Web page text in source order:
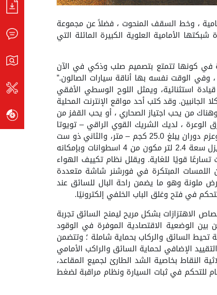
، وخط السقف المنحوت ، فضلاً عن مجموعة
الأمامية العلوية الكبيرة المائلة التي
في كونها تتمتع بتصميم صلب وذكي في الآن
وفي الوقت نفسه بها أناقة سيارات الصالون.”
استثنائية، ويمثل اللوح الوسطي الأفقي
وقد كتب أحد مواقع الإنترنت المحلية
من يحب اجتياز الصحاري ، أو يحب القفز من
، لديك الشريك القوي الراقي – تويوتا
فورشنر”. وتتوافر تويوتا فورشنر بمحركين يعملان بالبترول ؛ الأول رباعي الأسطوانات سعة 2.7 لتر بقوة 164 حصانًا وعزم دوران يبلغ 25.0 كجم – متر، والثاني ذو ست
أسطوانات على شكل v سعة 4.0 لتر بقوة 235 حصانًا وعزم دوران يبلغ 39.3 كجم- متر. كما تتوافر فورشنر بمحرك ديزل سعة 2.4 لتر مكون من 4 اسطوانات وبإمكانه
ذو الست سرعات تسارعًا قويًا للغاية. ويقلل نظام تكييف الهواء
اللمسات المبتكرة في فورشنر شاشة متعددة
بشاشة عرض ملونة وهو ما يضمن راحة البال للسائق عند
في فتح وغلق الباب الخلفي إلكترونيًا.
الاهتزازات بشكل مريح ليمنح السائق تجربة
بين الوضعية الاقتصادية الموفرة في الوقود
تحيط السائق والركاب بحماية شاملة ؛ وتتضمن
الإضافي لحماية السائق والراكب الأمامي
النقاط بخاصية الشد الطارئ لجميع المقاعد،
للتحكم في ثبات السيارة ونظام مراقبة لضغط